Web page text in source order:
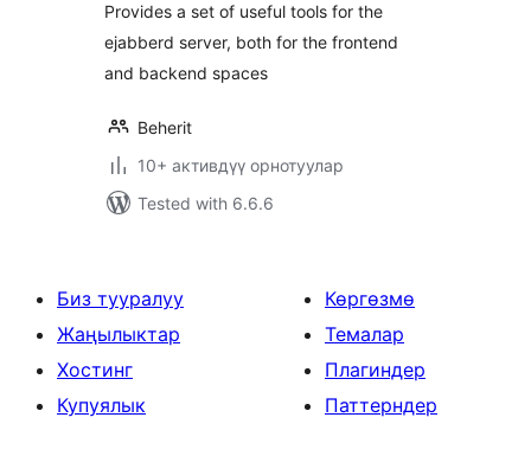
Provides a set of useful tools for the
ejabberd server, both for the frontend
and backend spaces
Beherit
10+ активдүү орнотуулар
Tested with 6.6.6
Биз тууралуу
Жаңылыктар
Хостинг
Купуялык
Көргөзмө
Темалар
Плагиндер
Паттерндер